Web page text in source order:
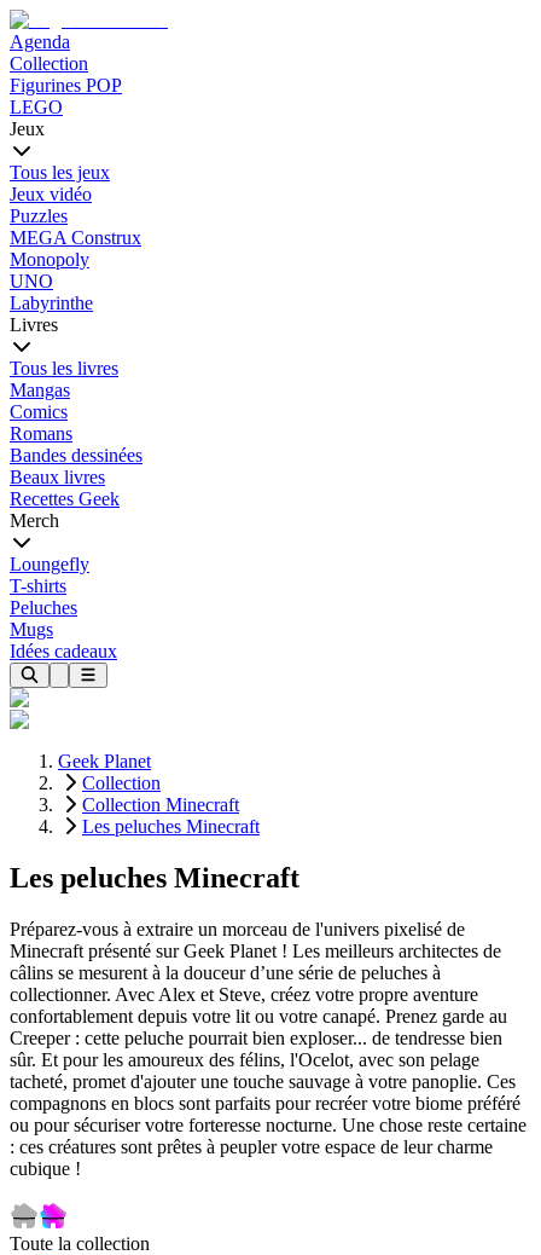
Agenda
Collection
Figurines POP
LEGO
Jeux
Tous les jeux
Jeux vidéo
Puzzles
MEGA Construx
Monopoly
UNO
Labyrinthe
Livres
Tous les livres
Mangas
Comics
Romans
Bandes dessinées
Beaux livres
Recettes Geek
Merch
Loungefly
T-shirts
Peluches
Mugs
Idées cadeaux
Geek Planet
Collection
Collection Minecraft
Les peluches Minecraft
Les peluches Minecraft
Préparez-vous à extraire un morceau de l'univers pixelisé de
Minecraft présenté sur Geek Planet ! Les meilleurs architectes de
câlins se mesurent à la douceur d’une série de peluches à
collectionner. Avec Alex et Steve, créez votre propre aventure
confortablement depuis votre lit ou votre canapé. Prenez garde au
Creeper : cette peluche pourrait bien exploser... de tendresse bien
sûr. Et pour les amoureux des félins, l'Ocelot, avec son pelage
tacheté, promet d'ajouter une touche sauvage à votre panoplie. Ces
compagnons en blocs sont parfaits pour recréer votre biome préféré
ou pour sécuriser votre forteresse nocturne. Une chose reste certaine
: ces créatures sont prêtes à peupler votre espace de leur charme
cubique !
Toute la collection